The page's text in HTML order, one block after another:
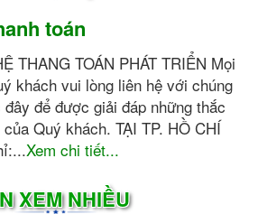
toán
THANG TOÁN PHÁT TRIỂN Mọi
khách vui lòng liên hệ với chúng
để được giải đáp những thắc
Quý khách. TẠI TP. HỒ CHÍ
Xem chi tiết...
XEM NHIỀU